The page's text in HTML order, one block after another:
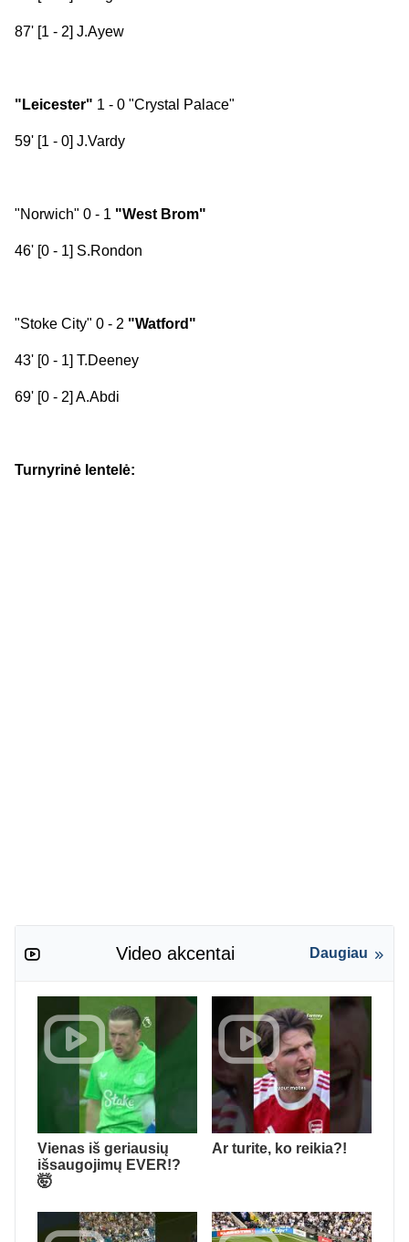
87' [1 - 2] J.Ayew
"Leicester" 1 - 0 "Crystal Palace"
59' [1 - 0] J.Vardy
"Norwich" 0 - 1 "West Brom"
46' [0 - 1] S.Rondon
"Stoke City" 0 - 2 "Watford"
43' [0 - 1] T.Deeney
69' [0 - 2] A.Abdi
Turnyrinė lentelė:
Video akcentai Daugiau
Vienas iš geriausių
išsaugojimų EVER!?
🤯
Ar turite, ko reikia?!